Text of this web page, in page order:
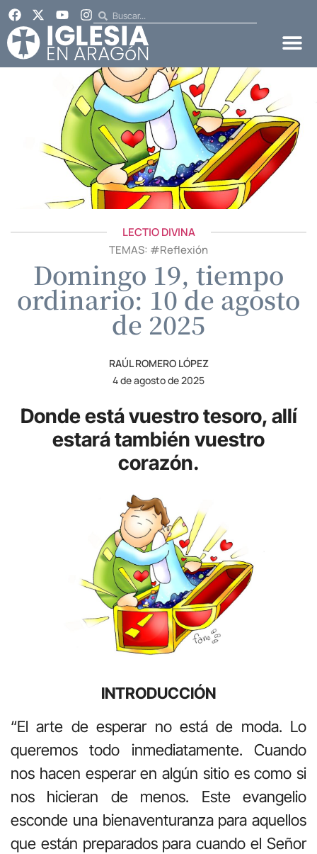
LECTIO DIVINA
TEMAS: #Reflexión
Domingo 19, tiempo
ordinario: 10 de agosto
de 2025
RAÚL ROMERO LÓPEZ
4 de agosto de 2025
Donde está vuestro tesoro, allí
estará también vuestro
corazón.
INTRODUCCIÓN
“El arte de esperar no está de moda. Lo
queremos todo inmediatamente. Cuando
nos hacen esperar en algún sitio es como si
nos hicieran de menos. Este evangelio
esconde una bienaventuranza para aquellos
que están preparados para cuando el Señor